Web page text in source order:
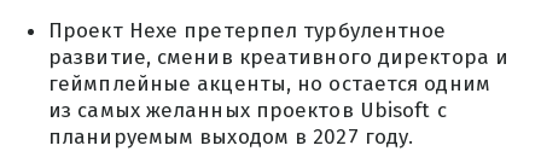
Проект Hexe претерпел турбулентное
развитие, сменив креативного директора и
геймплейные акценты, но остается одним
из самых желанных проектов Ubisoft с
планируемым выходом в 2027 году.